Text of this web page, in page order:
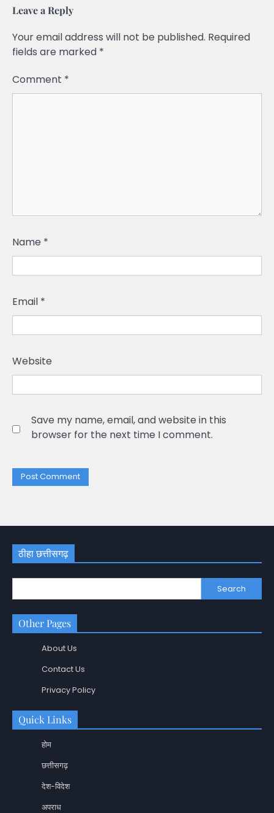
Leave a Reply
Your email address will not be published. Required
fields are marked *
Comment *
Name *
Email *
Website
Save my name, email, and website in this
browser for the next time I comment.
ठीहा छत्तीसगढ़
Search
Other Pages
About Us
Contact Us
Privacy Policy
Quick Links
होम
छत्तीसगढ़
देश-विदेश
अपराध